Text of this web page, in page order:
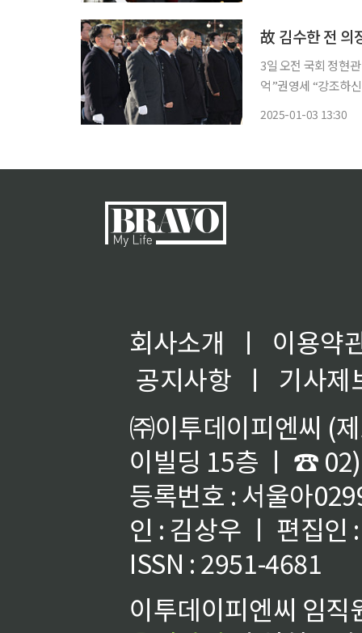
3일 오전 국회 정현
억”권영세 “강조하
2025-01-03 13:30
회사소개 ㅣ
이용약
공지사항
ㅣ
기사제
㈜이투데이피엔씨 (
이빌딩 15층 ㅣ ☎
등록번호 : 서울아
인 : 김상우 ㅣ 편집인
ISSN : 2951-4681
이투데이피엔씨 임